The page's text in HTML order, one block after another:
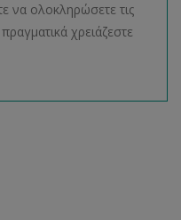
να ολοκληρώσετε τις
χρειάζεστε